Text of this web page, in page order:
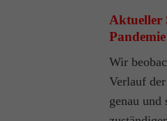
Aktueller
Pandemie
Wir
Verlauf
genau und